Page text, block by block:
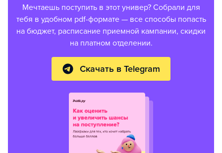
Мечтаешь поступить в этот универ? Собрали для
тебя в удобном pdf-формате — все способы попасть
на бюджет, расписание приемной кампании, скидки
на платном отделении.
Скачать в Telegram